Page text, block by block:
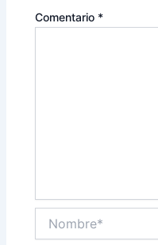
Comentario *